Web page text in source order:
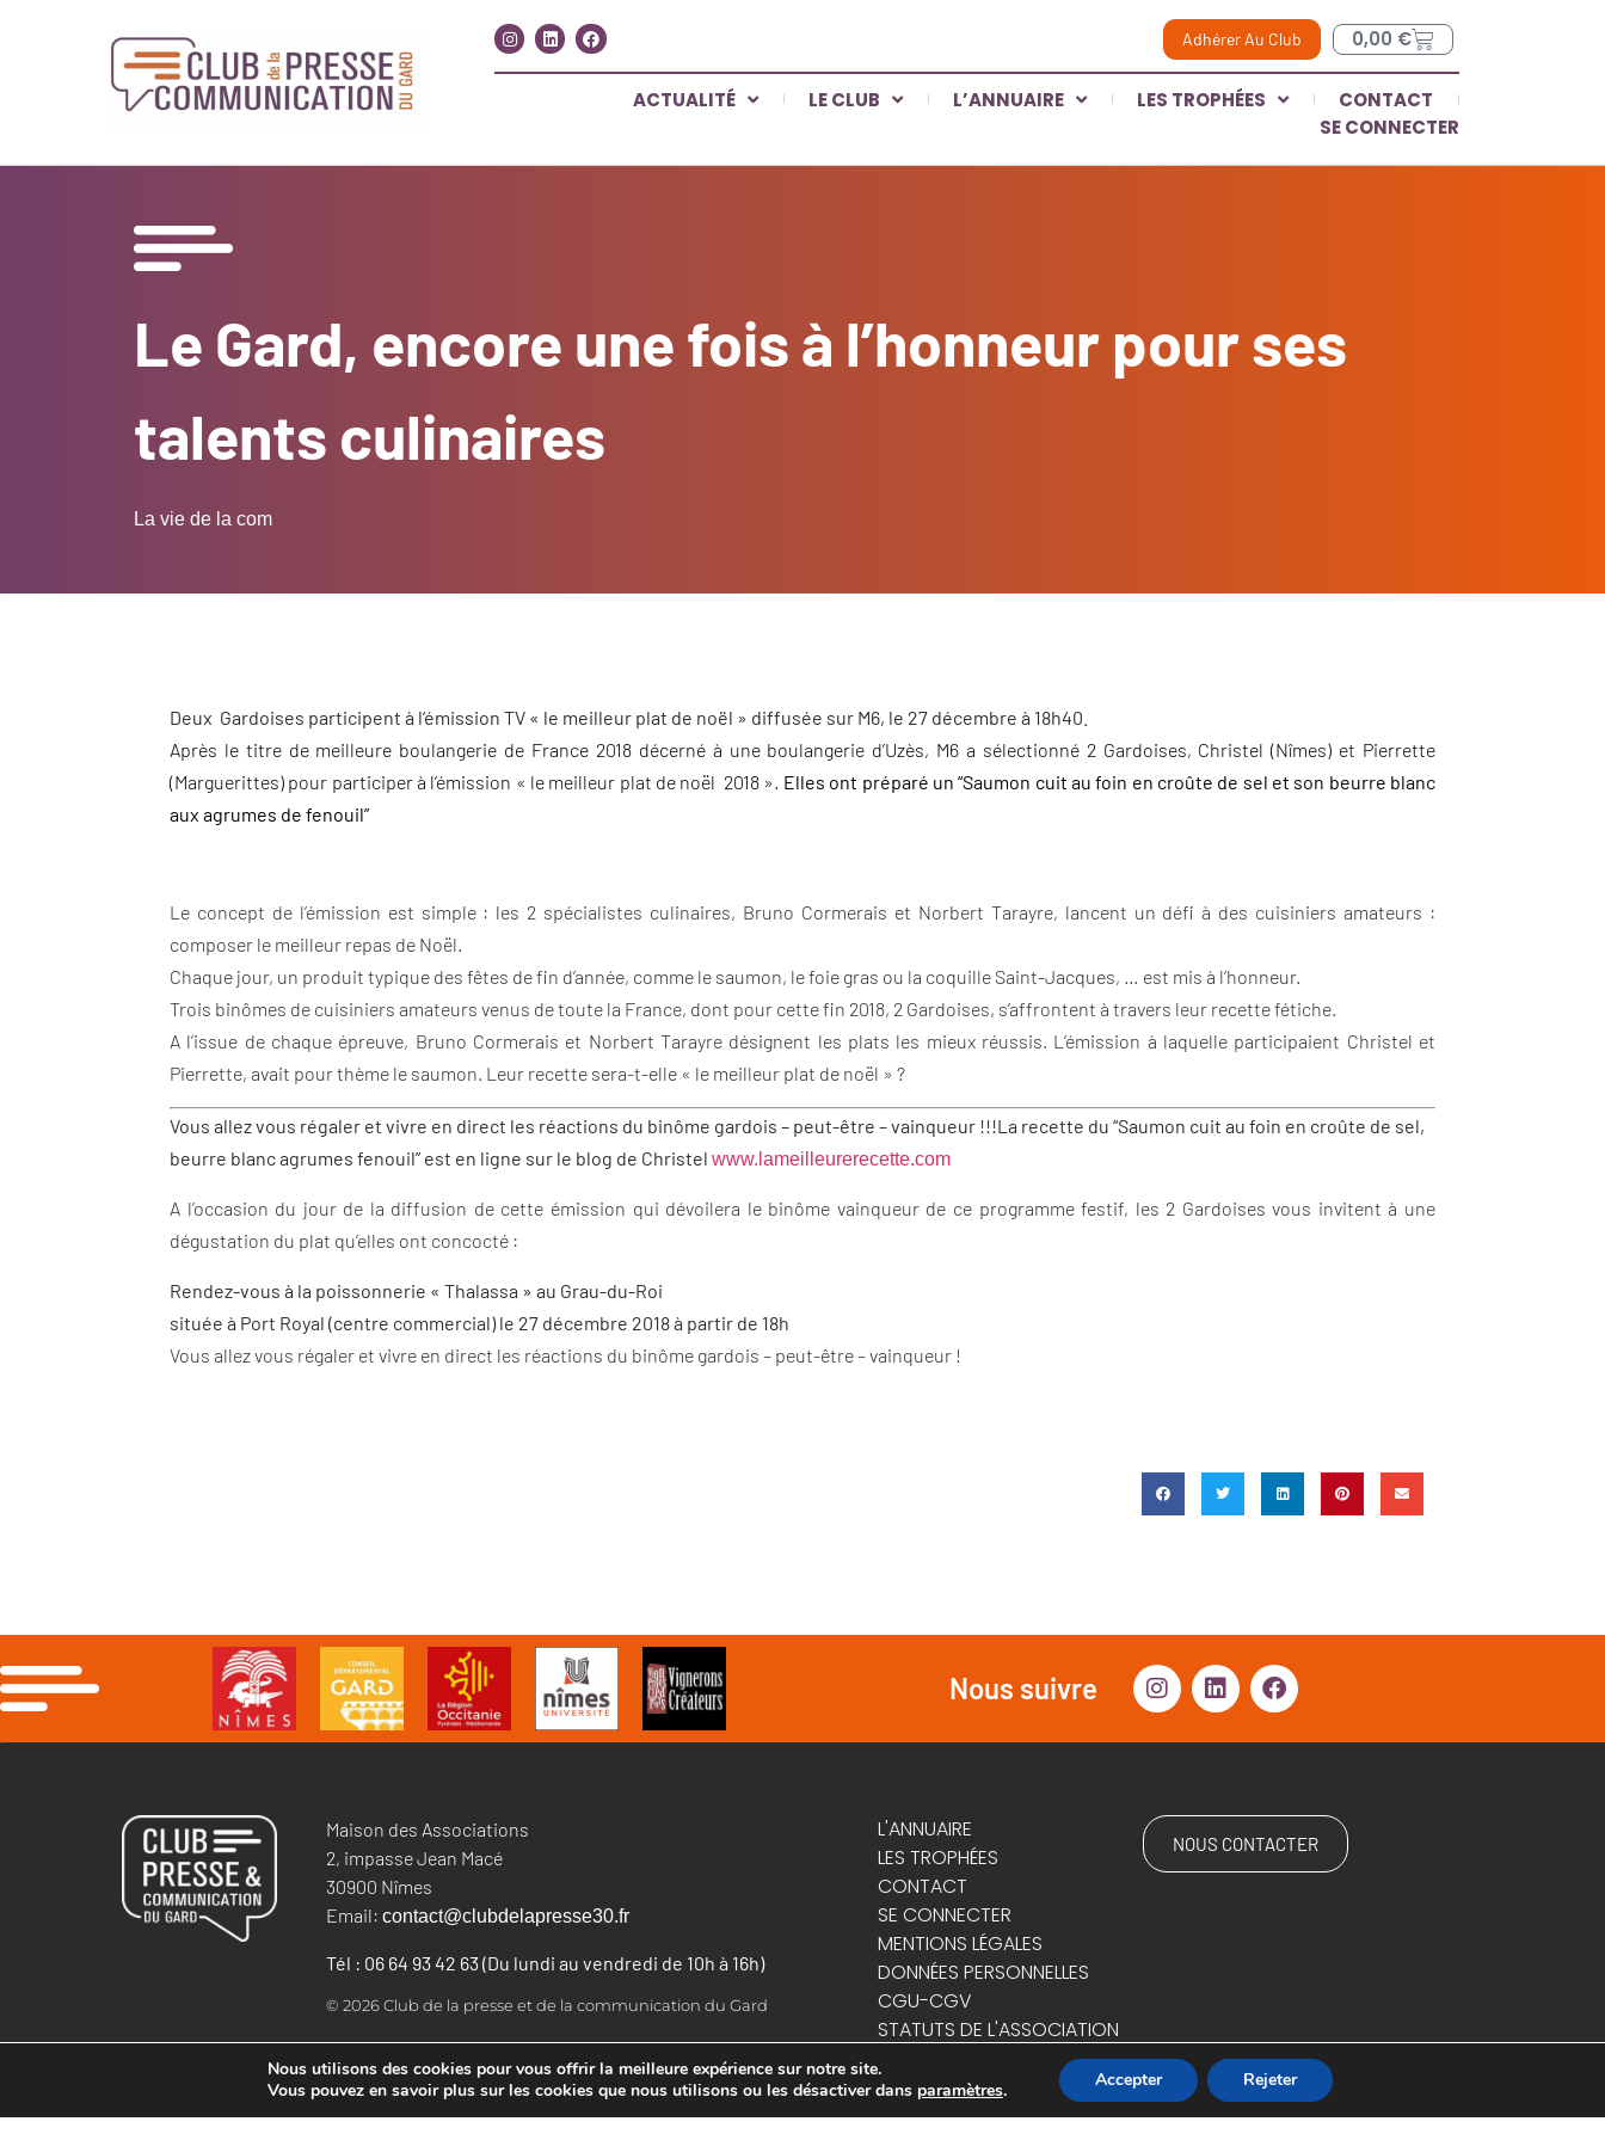
Adhérer Au Club 0,00 €
ACTUALITÉ LE CLUB L’ANNUAIRE LES TROPHÉES
CONTACT
SE CONNECTER
Le Gard, encore une fois à l’honneur pour ses
talents culinaires
La vie de la com
Deux Gardoises participent à l’émission TV « le meilleur plat de noël » diffusée sur M6, le 27 décembre à 18h40.
Après le titre de meilleure boulangerie de France 2018 décerné à une boulangerie d’Uzès, M6 a sélectionné 2 Gardoises, Christel (Nîmes) et Pierrette
(Marguerittes) pour participer à l’émission « le meilleur plat de noël 2018 ». Elles ont préparé un “Saumon cuit au foin en croûte de sel et son beurre blanc
aux agrumes de fenouil”
Le concept de l’émission est simple : les 2 spécialistes culinaires, Bruno Cormerais et Norbert Tarayre, lancent un défi à des cuisiniers amateurs :
composer le meilleur repas de Noël.
Chaque jour, un produit typique des fêtes de fin d’année, comme le saumon, le foie gras ou la coquille Saint-Jacques, … est mis à l’honneur.
Trois binômes de cuisiniers amateurs venus de toute la France, dont pour cette fin 2018, 2 Gardoises, s’affrontent à travers leur recette fétiche.
A l’issue de chaque épreuve, Bruno Cormerais et Norbert Tarayre désignent les plats les mieux réussis. L’émission à laquelle participaient Christel et
Pierrette, avait pour thème le saumon. Leur recette sera-t-elle « le meilleur plat de noël » ?
Vous allez vous régaler et vivre en direct les réactions du binôme gardois – peut-être – vainqueur !!!La recette du “Saumon cuit au foin en croûte de sel,
beurre blanc agrumes fenouil” est en ligne sur le blog de Christel www.lameilleurerecette.com
A l’occasion du jour de la diffusion de cette émission qui dévoilera le binôme vainqueur de ce programme festif, les 2 Gardoises vous invitent à une
dégustation du plat qu’elles ont concocté :
Rendez-vous à la poissonnerie « Thalassa » au Grau-du-Roi
située à Port Royal (centre commercial) le 27 décembre 2018 à partir de 18h
Vous allez vous régaler et vivre en direct les réactions du binôme gardois – peut-être – vainqueur !
Nous suivre
Maison des Associations
2, impasse Jean Macé
30900 Nîmes
Email: contact@clubdelapresse30.fr
Tél : 06 64 93 42 63 (Du lundi au vendredi de 10h à 16h)
© 2026 Club de la presse et de la communication du Gard
L'ANNUAIRE
LES TROPHÉES
CONTACT
SE CONNECTER
MENTIONS LÉGALES
DONNÉES PERSONNELLES
CGU-CGV
STATUTS DE L'ASSOCIATION
NOUS CONTACTER
Nous utilisons des cookies pour vous offrir la meilleure expérience sur notre site.
Vous pouvez en savoir plus sur les cookies que nous utilisons ou les désactiver dans paramètres. Accepter Rejeter